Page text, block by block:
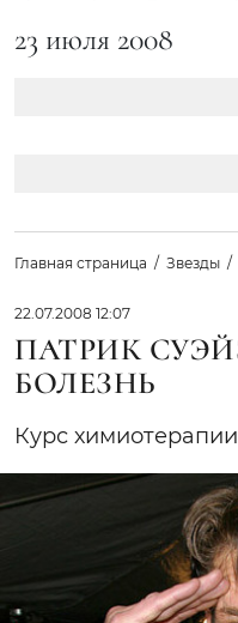
23 июля 2008
Главная страница Звезды
22.07.2008 12:07
ПАТРИК
БОЛЕЗНЬ
Курс